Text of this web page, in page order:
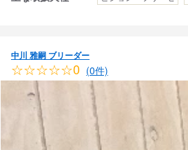
中川 雅嗣 ブリーダー
☆☆☆☆☆0 (0件)